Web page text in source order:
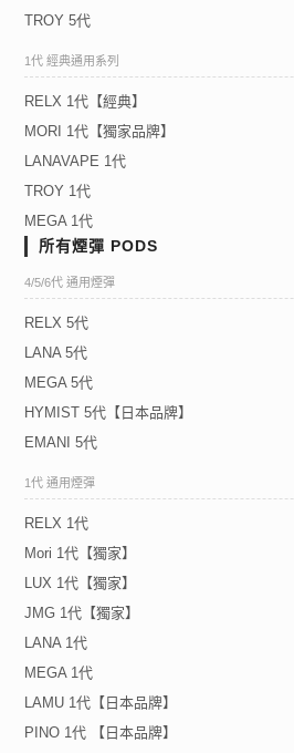
TROY 5代
1代 經典通用系列
RELX 1代【經典】
MORI 1代【獨家品牌】
LANAVAPE 1代
TROY 1代
MEGA 1代
所有煙彈 PODS
4/5/6代 通用煙彈
RELX 5代
LANA 5代
MEGA 5代
HYMIST 5代【日本品牌】
EMANI 5代
1代 通用煙彈
RELX 1代
Mori 1代【獨家】
LUX 1代【獨家】
JMG 1代【獨家】
LANA 1代
MEGA 1代
LAMU 1代【日本品牌】
PINO 1代 【日本品牌】